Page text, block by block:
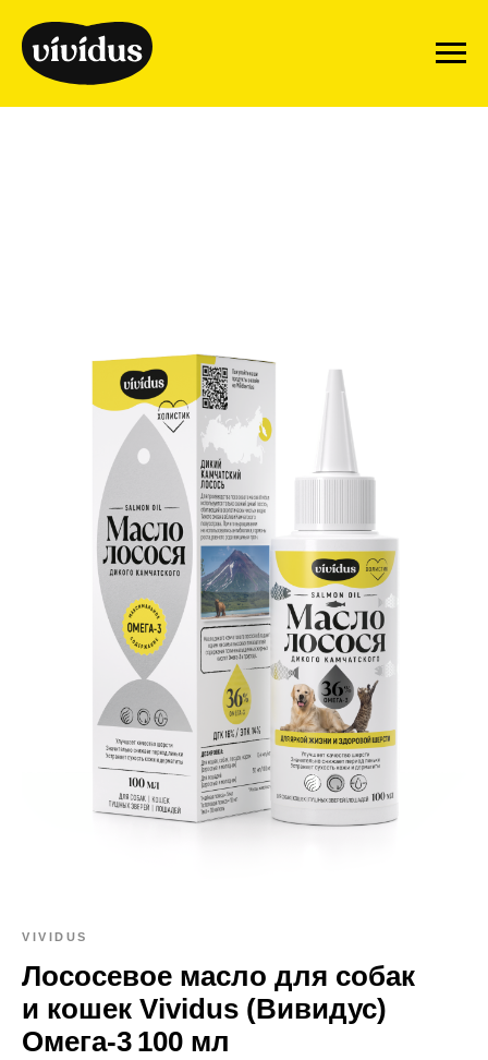
VIVIDUS
Лососевое масло для собак
и кошек Vividus (Вивидус)
Омега-3 100 мл